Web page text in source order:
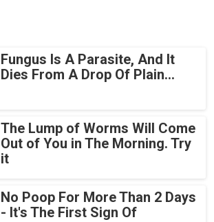
Fungus Is A Parasite, And It
Dies From A Drop Of Plain...
The Lump of Worms Will Come
Out of You in The Morning. Try
it
No Poop For More Than 2 Days
- It's The First Sign Of